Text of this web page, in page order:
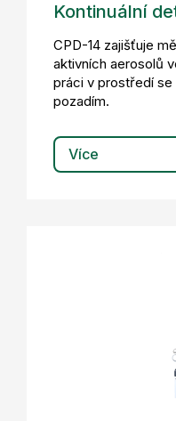
Kontinuální
CPD-14 zajišťuje
aktivních aerosolů
práci v prostředí se
pozadím.
Více